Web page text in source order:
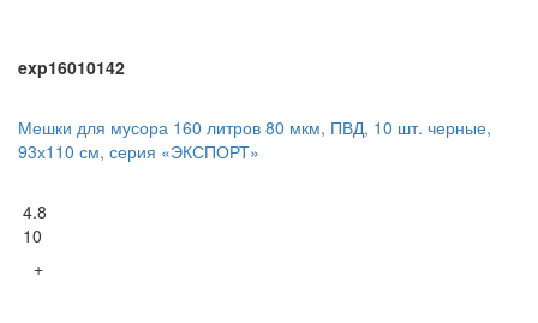
exp16010142
Мешки для мусора 160 литров 80 мкм, ПВД, 10 шт. черные,
93х110 см, серия «ЭКСПОРТ»
4.8
10
+